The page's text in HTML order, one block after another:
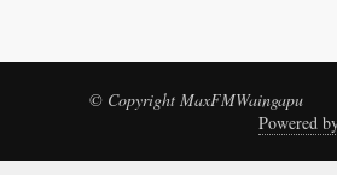
© Copyright MaxFMWaingapu
Powered